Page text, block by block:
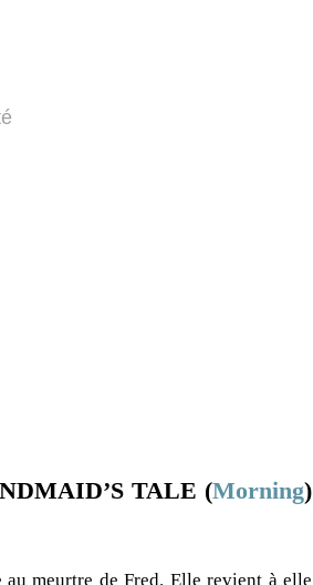
TALE (Morning)
meurtre de Fred. Elle revient à elle